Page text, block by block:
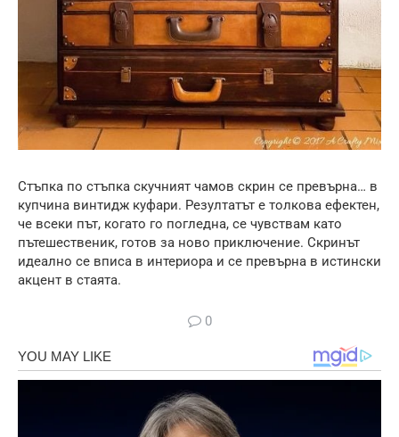
Стъпка по стъпка скучният чамов скрин се превърна… в
купчина винтидж куфари. Резултатът е толкова ефектен,
че всеки път, когато го погледна, се чувствам като
пътешественик, готов за ново приключение. Скринът
идеално се вписа в интериора и се превърна в истински
акцент в стаята.
0